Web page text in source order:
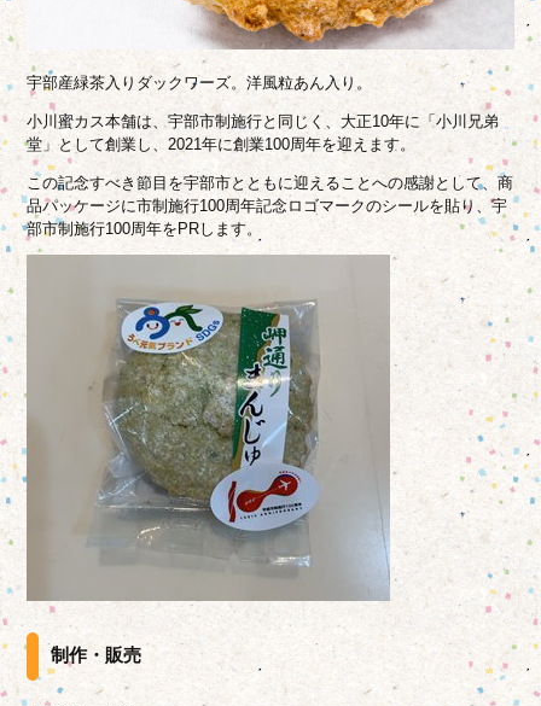
宇部産緑茶入りダックワーズ。洋風粒あん入り。
小川蜜カス本舗は、宇部市制施行と同じく、大正10年に「小川兄弟
堂」として創業し、2021年に創業100周年を迎えます。
この記念すべき節目を宇部市とともに迎えることへの感謝として、商
品パッケージに市制施行100周年記念ロゴマークのシールを貼り、宇
部市制施行100周年をPRします。
制作・販売